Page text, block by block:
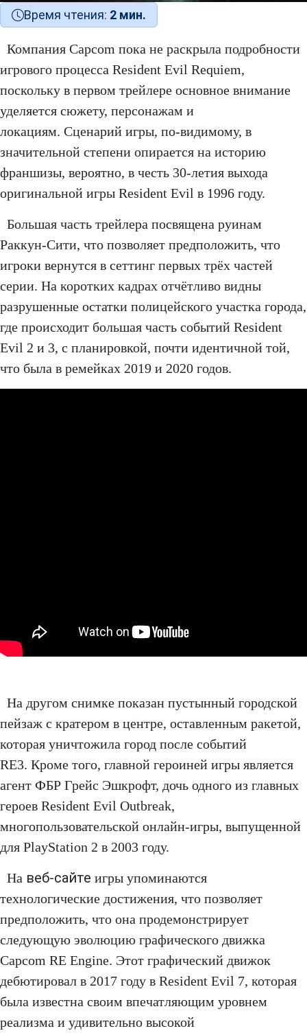
Время чтения: 2 мин.
Компания Capcom пока не раскрыла подробности
игрового процесса Resident Evil Requiem,
поскольку в первом трейлере основное внимание
уделяется сюжету, персонажам и
локациям. Сценарий игры, по-видимому, в
значительной степени опирается на историю
франшизы, вероятно, в честь 30-летия выхода
оригинальной игры Resident Evil в 1996 году.
Большая часть трейлера посвящена руинам
Раккун-Сити, что позволяет предположить, что
игроки вернутся в сеттинг первых трёх частей
серии. На коротких кадрах отчётливо видны
разрушенные остатки полицейского участка города,
где происходит большая часть событий Resident
Evil 2 и 3, с планировкой, почти идентичной той,
что была в ремейках 2019 и 2020 годов.
На другом снимке показан пустынный городской
пейзаж с кратером в центре, оставленным ракетой,
которая уничтожила город после событий
RE3. Кроме того, главной героиней игры является
агент ФБР Грейс Эшкрофт, дочь одного из главных
героев Resident Evil Outbreak,
многопользовательской онлайн-игры, выпущенной
для PlayStation 2 в 2003 году.
На веб-сайте игры упоминаются
технологические достижения, что позволяет
предположить, что она продемонстрирует
следующую эволюцию графического движка
Capcom RE Engine. Этот графический движок
дебютировал в 2017 году в Resident Evil 7, которая
была известна своим впечатляющим уровнем
реализма и удивительно высокой